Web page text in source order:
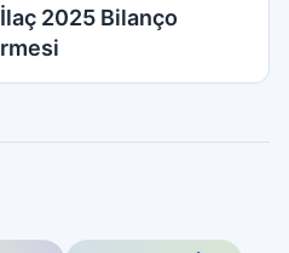
İlaç 2025 Bilanço